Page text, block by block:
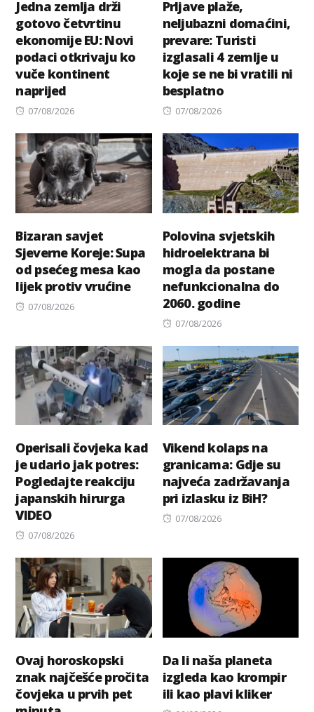
Jedna zemlja drži
gotovo četvrtinu
ekonomije EU: Novi
podaci otkrivaju ko
vuče kontinent
naprijed
Posted
07/08/2026
Prljave plaže,
neljubazni domaćini,
prevare: Turisti
izglasali 4 zemlje u
koje se ne bi vratili ni
besplatno
Posted
07/08/2026
Bizaran savjet
Sjeverne Koreje: Supa
od psećeg mesa kao
lijek protiv vrućine
Posted
07/08/2026
Polovina svjetskih
hidroelektrana bi
mogla da postane
nefunkcionalna do
2060. godine
Posted
07/08/2026
Operisali čovjeka kad
je udario jak potres:
Pogledajte reakciju
japanskih hirurga
VIDEO
Posted
07/08/2026
Vikend kolaps na
granicama: Gdje su
najveća zadržavanja
pri izlasku iz BiH?
Posted
07/08/2026
Ovaj horoskopski
znak najčešće pročita
čovjeka u prvih pet
Da li naša planeta
izgleda kao krompir
ili kao plavi kliker